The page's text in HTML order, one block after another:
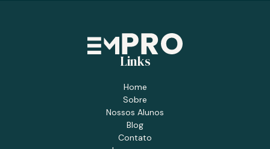
Links
Home
Sobre
Nossos Alunos
Blog
Contato